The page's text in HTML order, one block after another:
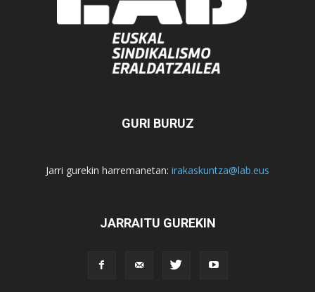
GURI BURUZ
Jarri gurekin harremanetan: irakaskuntza@lab.eus
JARRAITU GUREKIN